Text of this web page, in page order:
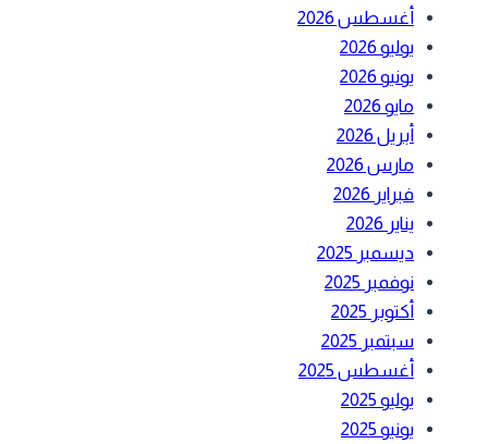
أغسطس 2026
يوليو 2026
يونيو 2026
مايو 2026
أبريل 2026
مارس 2026
فبراير 2026
يناير 2026
ديسمبر 2025
نوفمبر 2025
أكتوبر 2025
سبتمبر 2025
أغسطس 2025
يوليو 2025
يونيو 2025